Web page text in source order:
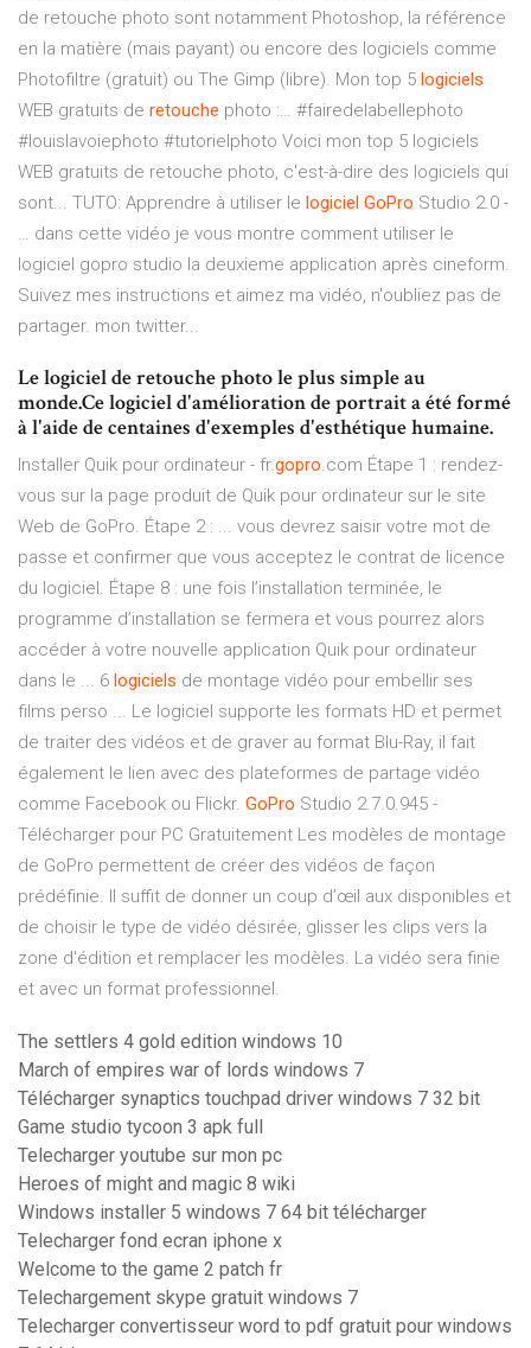
de retouche photo sont notamment Photoshop, la référence
en la matière (mais payant) ou encore des logiciels comme
Photofiltre (gratuit) ou The Gimp (libre). Mon top 5 logiciels
WEB gratuits de retouche photo :… #fairedelabellephoto
#louislavoiephoto #tutorielphoto Voici mon top 5 logiciels
WEB gratuits de retouche photo, c'est-à-dire des logiciels qui
sont... TUTO: Apprendre à utiliser le logiciel GoPro Studio 2.0 -
… dans cette vidéo je vous montre comment utiliser le
logiciel gopro studio la deuxieme application après cineform.
Suivez mes instructions et aimez ma vidéo, n'oubliez pas de
partager. mon twitter...
Le logiciel de retouche photo le plus simple au
monde.Ce logiciel d'amélioration de portrait a été formé
à l'aide de centaines d'exemples d'esthétique humaine.
Installer Quik pour ordinateur - fr.gopro.com Étape 1 : rendez-
vous sur la page produit de Quik pour ordinateur sur le site
Web de GoPro. Étape 2 : ... vous devrez saisir votre mot de
passe et confirmer que vous acceptez le contrat de licence
du logiciel. Étape 8 : une fois l’installation terminée, le
programme d’installation se fermera et vous pourrez alors
accéder à votre nouvelle application Quik pour ordinateur
dans le ... 6 logiciels de montage vidéo pour embellir ses
films perso ... Le logiciel supporte les formats HD et permet
de traiter des vidéos et de graver au format Blu-Ray, il fait
également le lien avec des plateformes de partage vidéo
comme Facebook ou Flickr. GoPro Studio 2.7.0.945 -
Télécharger pour PC Gratuitement Les modèles de montage
de GoPro permettent de créer des vidéos de façon
prédéfinie. Il suffit de donner un coup d’œil aux disponibles et
de choisir le type de vidéo désirée, glisser les clips vers la
zone d'édition et remplacer les modèles. La vidéo sera finie
et avec un format professionnel.
The settlers 4 gold edition windows 10
March of empires war of lords windows 7
Télécharger synaptics touchpad driver windows 7 32 bit
Game studio tycoon 3 apk full
Telecharger youtube sur mon pc
Heroes of might and magic 8 wiki
Windows installer 5 windows 7 64 bit télécharger
Telecharger fond ecran iphone x
Welcome to the game 2 patch fr
Telechargement skype gratuit windows 7
Telecharger convertisseur word to pdf gratuit pour windows